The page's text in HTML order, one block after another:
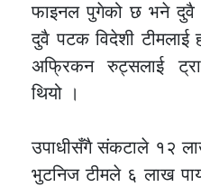
फाइनल पुगेको छ भने दुवै
दुवै पटक विदेशी
अफ्रिकन रुट्सलाई
थियो ।
उपाधीसँगै संकटाले १२
भुटनिज टीमले ६ लाख